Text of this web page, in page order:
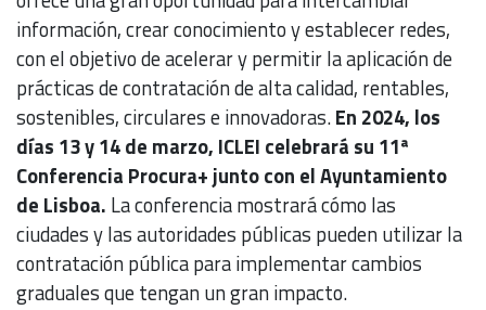
información, crear conocimiento y establecer redes,
con el objetivo de acelerar y permitir la aplicación de
prácticas de contratación de alta calidad, rentables,
sostenibles, circulares e innovadoras.En 2024, los
días 13 y 14 de marzo, ICLEI celebrará su 11ª
Conferencia Procura+ junto con el Ayuntamiento
de Lisboa. La conferencia mostrará cómo las
ciudades y las autoridades públicas pueden utilizar la
contratación pública para implementar cambios
graduales que tengan un gran impacto.